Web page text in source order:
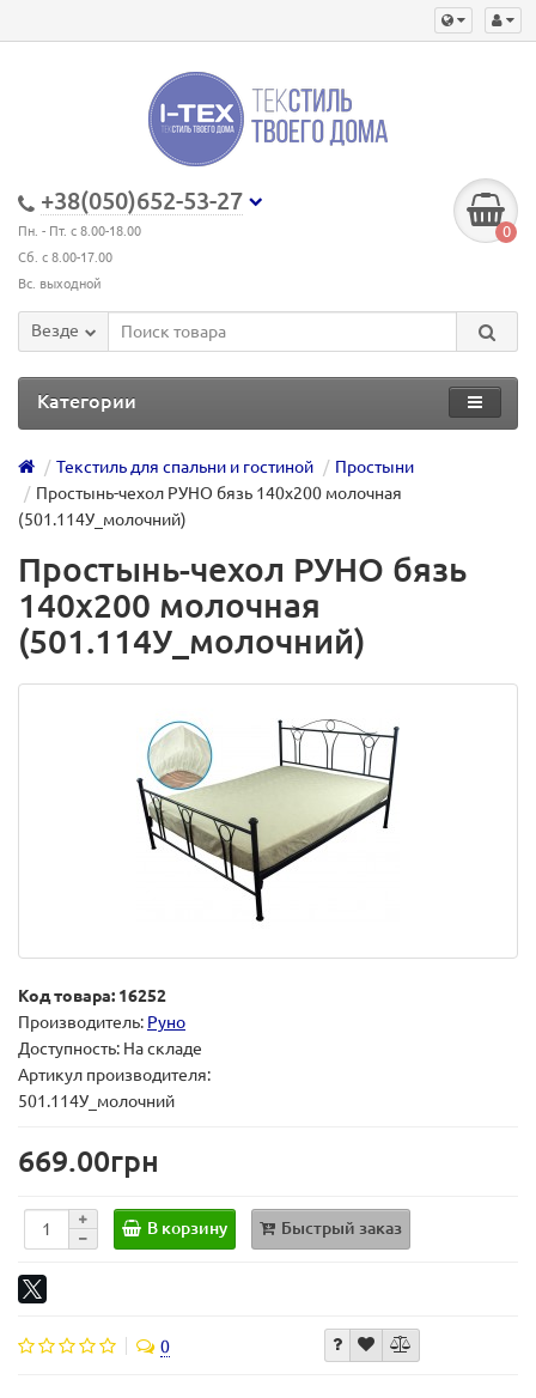
+38(050)652-53-27
Пн. - Пт. с 8.00-18.00
Сб. с 8.00-17.00
Вс. выходной
0
Везде
Категории
Текстиль для спальни и гостиной
Простыни
Простынь-чехол РУНО бязь 140х200 молочная
(501.114У_молочний)
Простынь-чехол РУНО бязь
140х200 молочная
(501.114У_молочний)
Код товара: 16252
Производитель: Руно
Доступность: На складе
Артикул производителя:
501.114У_молочний
669.00грн
В корзину Быстрый заказ
0